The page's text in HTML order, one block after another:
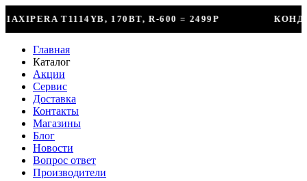
= 2499Р КОНДИЦИОНЕР + УСТАНОВКА =
Главная
Каталог
Акции
Сервис
Доставка
Контакты
Магазины
Блог
Новости
Вопрос ответ
Производители